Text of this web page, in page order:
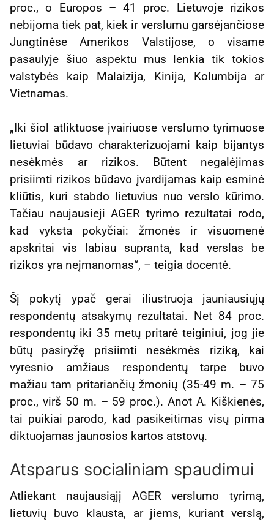
proc., o Europos – 41 proc. Lietuvoje rizikos
nebijoma tiek pat, kiek ir verslumu garsėjančiose
Jungtinėse Amerikos Valstijose, o visame
pasaulyje šiuo aspektu mus lenkia tik tokios
valstybės kaip Malaizija, Kinija, Kolumbija ar
Vietnamas.
„Iki šiol atliktuose įvairiuose verslumo tyrimuose
lietuviai būdavo charakterizuojami kaip bijantys
nesėkmės ar rizikos. Būtent negalėjimas
prisiimti rizikos būdavo įvardijamas kaip esminė
kliūtis, kuri stabdo lietuvius nuo verslo kūrimo.
Tačiau naujausieji AGER tyrimo rezultatai rodo,
kad vyksta pokyčiai: žmonės ir visuomenė
apskritai vis labiau supranta, kad verslas be
rizikos yra neįmanomas“, – teigia docentė.
Šį pokytį ypač gerai iliustruoja jauniausiųjų
respondentų atsakymų rezultatai. Net 84 proc.
respondentų iki 35 metų pritarė teiginiui, jog jie
būtų pasiryžę prisiimti nesėkmės riziką, kai
vyresnio amžiaus respondentų tarpe buvo
mažiau tam pritariančių žmonių (35-49 m. – 75
proc., virš 50 m. – 59 proc.). Anot A. Kiškienės,
tai puikiai parodo, kad pasikeitimas visų pirma
diktuojamas jaunosios kartos atstovų.
Atsparus socialiniam spaudimui
Atliekant naujausiąjį AGER verslumo tyrimą,
lietuvių buvo klausta, ar jiems, kuriant verslą,